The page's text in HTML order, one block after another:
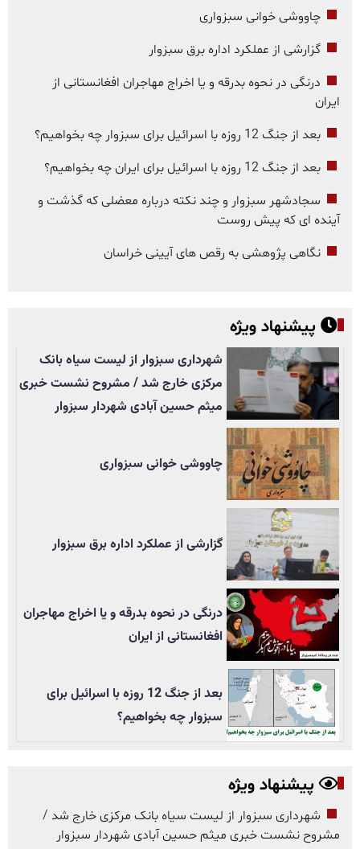
چاووشی خوانی سبزواری
گزارشی از عملکرد اداره برق سبزوار
درنگی در نحوه بدرقه و یا اخراج مهاجران افغانستانی از
ایران
بعد از جنگ 12 روزه با اسرائیل برای سبزوار چه بخواهیم؟
بعد از جنگ 12 روزه با اسرائیل برای ایران چه بخواهیم؟
سجادشهر سبزوار و چند نکته درباره معضلی که گذشت و
آینده ای که پیش روست
نگاهی پژوهشی به رقص های آیینی خراسان
پیشنهاد ویژه
شهرداری سبزوار از لیست سیاه بانک
مرکزی خارج شد / مشروح نشست خبری
میثم حسین آبادی شهردار سبزوار
چاووشی خوانی سبزواری
گزارشی از عملکرد اداره برق سبزوار
درنگی در نحوه بدرقه و یا اخراج مهاجران
افغانستانی از ایران
بعد از جنگ 12 روزه با اسرائیل برای
سبزوار چه بخواهیم؟
پیشنهاد ویژه
شهرداری سبزوار از لیست سیاه بانک مرکزی خارج شد /
مشروح نشست خبری میثم حسین آبادی شهردار سبزوار